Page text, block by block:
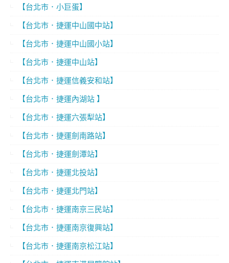
【台北市．小巨蛋】
【台北市．捷運中山國中站】
【台北市．捷運中山國小站】
【台北市．捷運中山站】
【台北市．捷運信義安和站】
【台北市．捷運內湖站 】
【台北市．捷運六張犁站】
【台北市．捷運劍南路站】
【台北市．捷運劍潭站】
【台北市．捷運北投站】
【台北市．捷運北門站】
【台北市．捷運南京三民站】
【台北市．捷運南京復興站】
【台北市．捷運南京松江站】